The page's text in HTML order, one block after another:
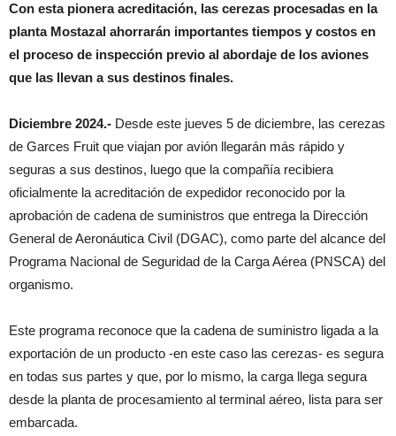
Con esta pionera acreditación, las cerezas procesadas en la
planta Mostazal ahorrarán importantes tiempos y costos en
el proceso de inspección previo al abordaje de los aviones
que las llevan a sus destinos finales.
Diciembre 2024.- Desde este jueves 5 de diciembre, las cerezas
de Garces Fruit que viajan por avión llegarán más rápido y
seguras a sus destinos, luego que la compañía recibiera
oficialmente la acreditación de expedidor reconocido por la
aprobación de cadena de suministros que entrega la Dirección
General de Aeronáutica Civil (DGAC), como parte del alcance del
Programa Nacional de Seguridad de la Carga Aérea (PNSCA) del
organismo.
Este programa reconoce que la cadena de suministro ligada a la
exportación de un producto -en este caso las cerezas- es segura
en todas sus partes y que, por lo mismo, la carga llega segura
desde la planta de procesamiento al terminal aéreo, lista para ser
embarcada.